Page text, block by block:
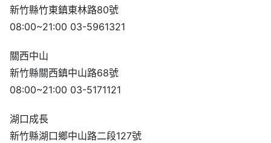
新竹縣竹東鎮東林路80號
08:00~21:00 03-5961321
關西中山
新竹縣關西鎮中山路68號
08:00~21:00 03-5171121
湖口成長
新竹縣湖口鄉中山路二段127號